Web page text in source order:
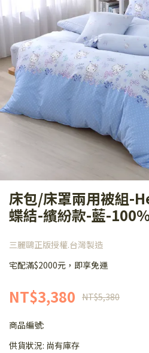
床包/床罩兩用被組-
蝶結-繽紛款-藍-
三麗鷗正版授權.台灣製造
宅配滿$2000元，即享免運
NT$3,380 NT$5,380
商品編號:
供貨狀況: 尚有庫存